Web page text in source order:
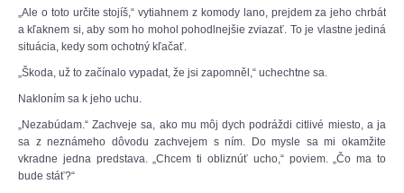
„Ale o toto určite stojíš,“ vytiahnem z komody lano, prejdem za jeho chrbát
a kľaknem si, aby som ho mohol pohodlnejšie zviazať. To je vlastne jediná
situácia, kedy som ochotný kľačať.
„Škoda, už to začínalo vypadat, že jsi zapomněl,“ uchechtne sa.
Nakloním sa k jeho uchu.
„Nezabúdam.“ Zachveje sa, ako mu môj dych podráždi citlivé miesto, a ja
sa z neznámeho dôvodu zachvejem s ním. Do mysle sa mi okamžite
vkradne jedna predstava. „Chcem ti obliznúť ucho,“ poviem. „Čo ma to
bude stáť?“